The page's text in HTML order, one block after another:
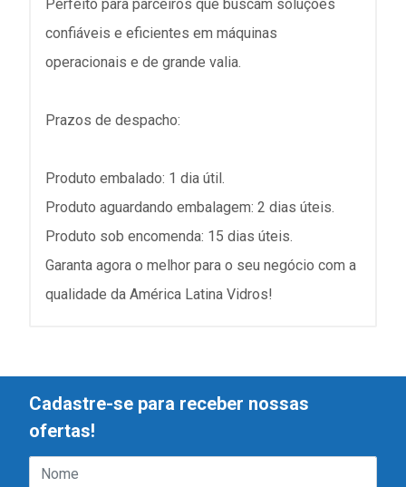
Perfeito para parceiros que buscam soluções
confiáveis e eficientes em máquinas
operacionais e de grande valia.
Prazos de despacho:
Produto embalado: 1 dia útil.
Produto aguardando embalagem: 2 dias úteis.
Produto sob encomenda: 15 dias úteis.
Garanta agora o melhor para o seu negócio com a
qualidade da América Latina Vidros!
Cadastre-se para receber nossas
ofertas!